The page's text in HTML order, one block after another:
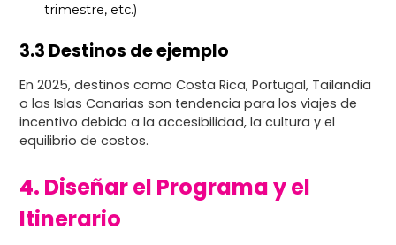
trimestre, etc.)
3.3 Destinos de ejemplo
En 2025, destinos como Costa Rica, Portugal, Tailandia
o las Islas Canarias son tendencia para los viajes de
incentivo debido a la accesibilidad, la cultura y el
equilibrio de costos.
4. Diseñar el Programa y el
Itinerario